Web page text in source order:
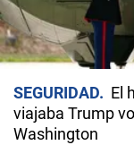
SEGURIDAD
El
viajaba Trump
Washington